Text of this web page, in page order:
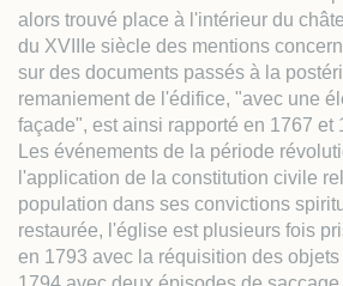
alors trouvé place à l'intérieur du
du XVIIIe siècle des mentions
sur des documents passés à la
remaniement de l'édifice, "avec une
façade", est ainsi rapporté en 1767 et
Les événements de la période
l'application de la constitution civile
population dans ses convictions
restaurée, l'église est plusieurs fois
en 1793 avec la réquisition des